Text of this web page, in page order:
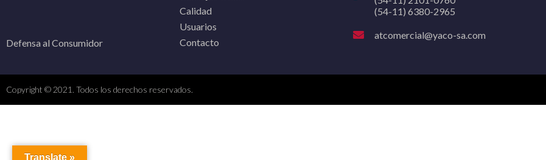
Defensa al Consumidor
Calidad
Usuarios
Contacto
(54-11) 6380-2965
atcomercial@yaco-sa.com
Copyright © 2021. Todos los derechos reservados.
Translate »